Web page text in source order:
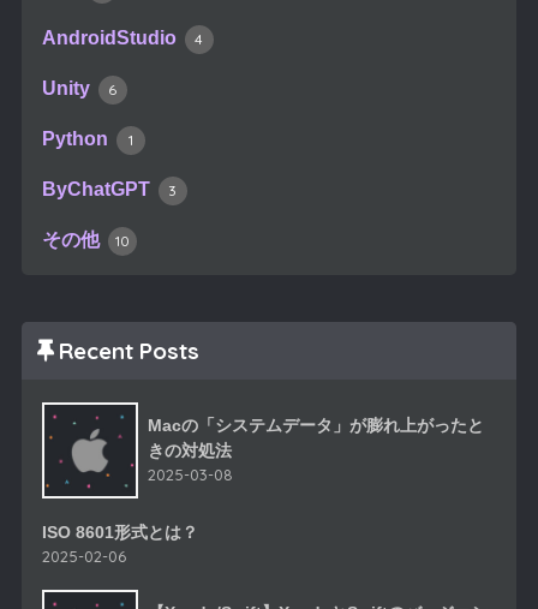
AndroidStudio 4
Unity 6
Python 1
ByChatGPT 3
その他 10
Recent Posts
Macの「システムデータ」が膨れ上がったと
きの対処法
2025-03-08
ISO 8601形式とは？
2025-02-06